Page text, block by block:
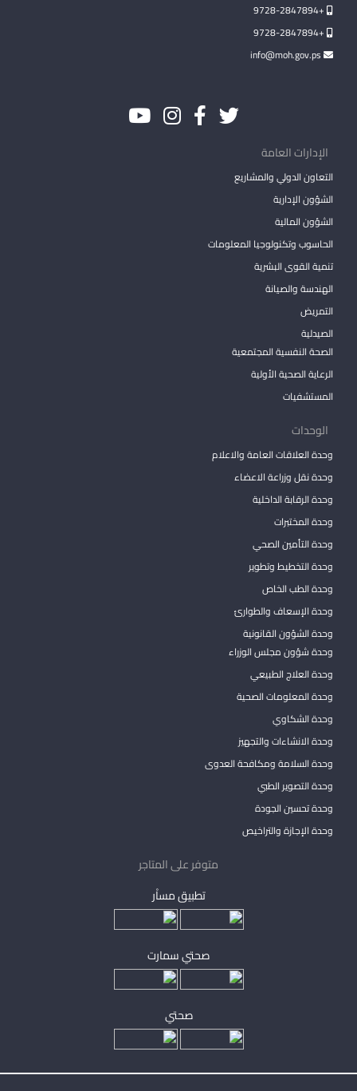
+9728-2847894
+9728-2847894
الإدارات العامة
التعاون الدولي والمشاريع
الشؤون الإدارية
الشؤون المالية
الحاسوب وتكنولوجيا المعلومات
تنمية القوى البشرية
الهندسة والصيانة
التمريض
الصيدلية
الصحة النفسية المجتمعية
الرعاية الصحية الأولية
المستشفيات
الوحدات
وحدة العلاقات العامة والاعلام
وحدة نقل وزراعة الاعضاء
وحدة الرقابة الداخلية
وحدة المختبرات
وحدة التأمين الصحي
وحدة التخطيط وتطوير
وحدة الطب الخاص
وحدة الإسعاف والطوارئ
وحدة الشؤون القانونية
وحدة شؤون مجلس الوزراء
وحدة العلاج الطبيعي
وحدة المعلومات الصحية
وحدة الشكاوي
وحدة الانشاءات والتجهيز
وحدة السلامة ومكافحة العدوى
وحدة التصوير الطبي
وحدة تحسين الجودة
وحدة الإجازة والتراخيص
متوفر على المتاجر
تطبيق مساْر
صحتي سمارت
صحتي